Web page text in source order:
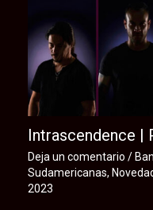
Intrascendence |
Deja un comentario /
Sudamericanas,
2023